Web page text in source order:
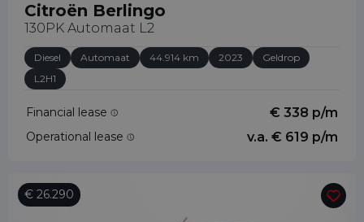
Citroën Berlingo
130PK Automaat L2
Diesel Automaat 44.914 km 2023
Geldrop
L2H1
Financial lease € 338 p/m
Operational lease v.a. € 619 p/m
€ 26.290